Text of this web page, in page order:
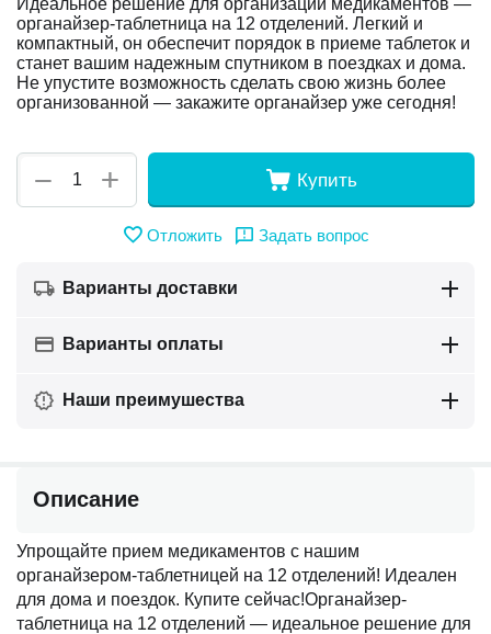
Идеальное решение для организации медикаментов —
органайзер-таблетница на 12 отделений. Легкий и
компактный, он обеспечит порядок в приеме таблеток и
станет вашим надежным спутником в поездках и дома.
Не упустите возможность сделать свою жизнь более
организованной — закажите органайзер уже сегодня!
+
− Купить
Отложить Задать вопрос
Варианты доставки
Варианты оплаты
Наши преимушества
Описание
Упрощайте прием медикаментов с нашим
органайзером-таблетницей на 12 отделений! Идеален
для дома и поездок. Купите сейчас!Органайзер-
таблетница на 12 отделений — идеальное решение для